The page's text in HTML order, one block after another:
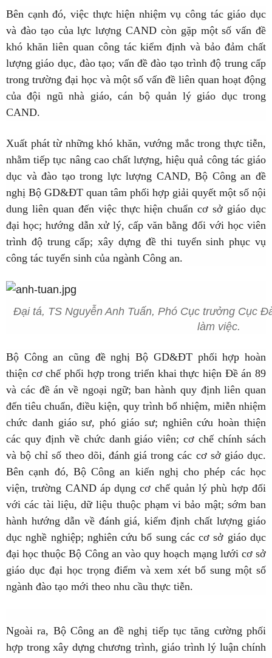
Bên cạnh đó, việc thực hiện nhiệm vụ công tác giáo dục
và đào tạo của lực lượng CAND còn gặp một số vấn đề
khó khăn liên quan công tác kiểm định và bảo đảm chất
lượng giáo dục, đào tạo; vấn đề đào tạo trình độ trung cấp
trong trường đại học và một số vấn đề liên quan hoạt động
của đội ngũ nhà giáo, cán bộ quản lý giáo dục trong
CAND.
Xuất phát từ những khó khăn, vướng mắc trong thực tiễn,
nhằm tiếp tục nâng cao chất lượng, hiệu quả công tác giáo
dục và đào tạo trong lực lượng CAND, Bộ Công an đề
nghị Bộ GD&ĐT quan tâm phối hợp giải quyết một số nội
dung liên quan đến việc thực hiện chuẩn cơ sở giáo dục
đại học; hướng dẫn xử lý, cấp văn bằng đối với học viên
trình độ trung cấp; xây dựng đề thi tuyển sinh phục vụ
công tác tuyển sinh của ngành Công an.
Đại tá, TS Nguyễn Anh Tuấn, Phó Cục trưởng Cục
làm việc.
Bộ Công an cũng đề nghị Bộ GD&ĐT phối hợp hoàn
thiện cơ chế phối hợp trong triển khai thực hiện Đề án 89
và các đề án về ngoại ngữ; ban hành quy định liên quan
đến tiêu chuẩn, điều kiện, quy trình bổ nhiệm, miễn nhiệm
chức danh giáo sư, phó giáo sư; nghiên cứu hoàn thiện
các quy định về chức danh giáo viên; cơ chế chính sách
và bộ chỉ số theo dõi, đánh giá trong các cơ sở giáo dục.
Bên cạnh đó, Bộ Công an kiến nghị cho phép các học
viện, trường CAND áp dụng cơ chế quản lý phù hợp đối
với các tài liệu, dữ liệu thuộc phạm vi bảo mật; sớm ban
hành hướng dẫn về đánh giá, kiểm định chất lượng giáo
dục nghề nghiệp; nghiên cứu bổ sung các cơ sở giáo dục
đại học thuộc Bộ Công an vào quy hoạch mạng lưới cơ sở
giáo dục đại học trọng điểm và xem xét bổ sung một số
ngành đào tạo mới theo nhu cầu thực tiễn.
Ngoài ra, Bộ Công an đề nghị tiếp tục tăng cường phối
hợp trong xây dựng chương trình, giáo trình lý luận chính